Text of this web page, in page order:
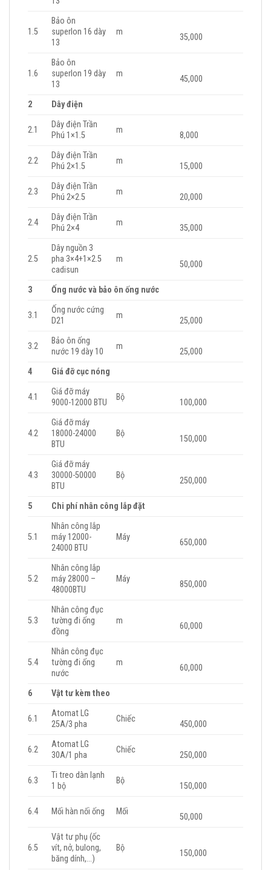
1.5
Bảo ôn
superlon 16 dày
13
m
35,000
1.6
Bảo ôn
superlon 19 dày
13
m
45,000
2 Dây điện
2.1
Dây điện Trần
Phú 1×1.5
m
8,000
2.2
Dây điện Trần
Phú 2×1.5
m
15,000
2.3
Dây điện Trần
Phú 2×2.5
m
20,000
2.4
Dây điện Trần
Phú 2×4
m
35,000
2.5
Dây nguồn 3
pha 3×4+1×2.5
cadisun
m
50,000
3 Ống nước và bảo ôn ống nước
3.1
Ống nước cứng
D21
m
25,000
3.2
Bảo ôn ống
nước 19 dày 10
m
25,000
4
Giá đỡ cục nóng
4.1
Giá đỡ máy
9000-12000 BTU
Bộ
100,000
4.2
Giá đỡ máy
18000-24000
BTU
Bộ
150,000
4.3
Giá đỡ máy
30000-50000
BTU
Bộ
250,000
5 Chi phí nhân công lắp đặt
5.1
Nhân công lắp
máy 12000-
24000 BTU
Máy
650,000
5.2
Nhân công lắp
máy 28000 –
48000BTU
Máy
850,000
5.3
Nhân công đục
tường đi ống
đồng
m
60,000
5.4
Nhân công đục
tường đi ống
nước
m
60,000
6 Vật tư kèm theo
6.1
Atomat LG
25A/3 pha
Chiếc
450,000
6.2
Atomat LG
30A/1 pha
Chiếc
250,000
6.3
Ti treo dàn lạnh
1 bộ
Bộ
150,000
6.4 Mối hàn nối ống Mối
50,000
6.5
Vật tư phụ (ốc
vít, nở, bulong,
băng dính,…)
Bộ
150,000